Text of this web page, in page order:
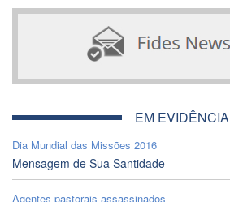
EM EVIDÊNCIA
Dia Mundial das Missões 2016
Mensagem de Sua Santidade
Agentes pastorais assassinados